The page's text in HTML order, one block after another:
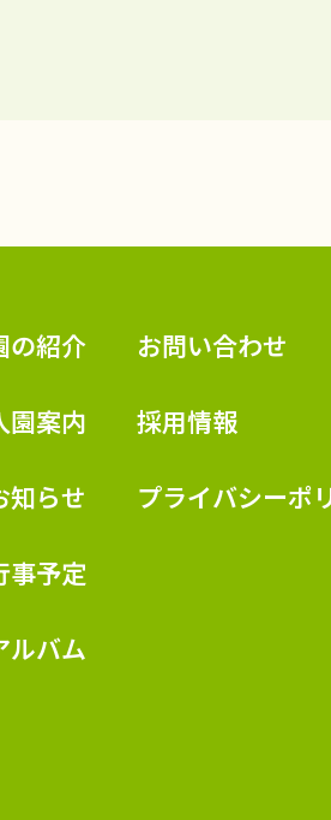
も園 学校法人久米幼稚園
の紹介
園案内
知らせ
事予定
ルバム
お問い合わせ
採用情報
プライバシーポ